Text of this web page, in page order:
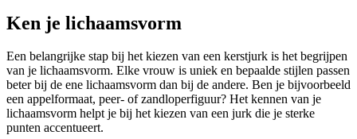
Ken je lichaamsvorm
Een belangrijke stap bij het kiezen van een kerstjurk is het begrijpen
van je lichaamsvorm. Elke vrouw is uniek en bepaalde stijlen passen
beter bij de ene lichaamsvorm dan bij de andere. Ben je bijvoorbeeld
een appelformaat, peer- of zandloperfiguur? Het kennen van je
lichaamsvorm helpt je bij het kiezen van een jurk die je sterke
punten accentueert.